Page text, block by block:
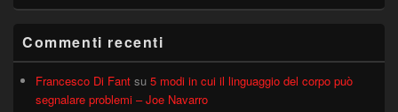
Commenti recenti
Francesco Di Fant su 5 modi in cui il linguaggio del corpo può
segnalare problemi – Joe Navarro